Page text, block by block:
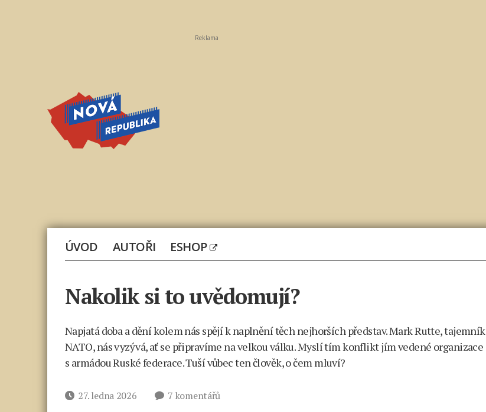
Reklama
ÚVOD AUTOŘI ESHOP
Nakolik si to uvědomují?
Napjatá doba a dění kolem nás spějí k naplnění těch nejhorších představ. Mark Rutte, tajemník
NATO, nás vyzývá, ať se připravíme na velkou válku. Myslí tím konflikt jím vedené organizace
s armádou Ruské federace. Tuší vůbec ten člověk, o čem mluví?
Datum27. ledna 2026 7 komentářů